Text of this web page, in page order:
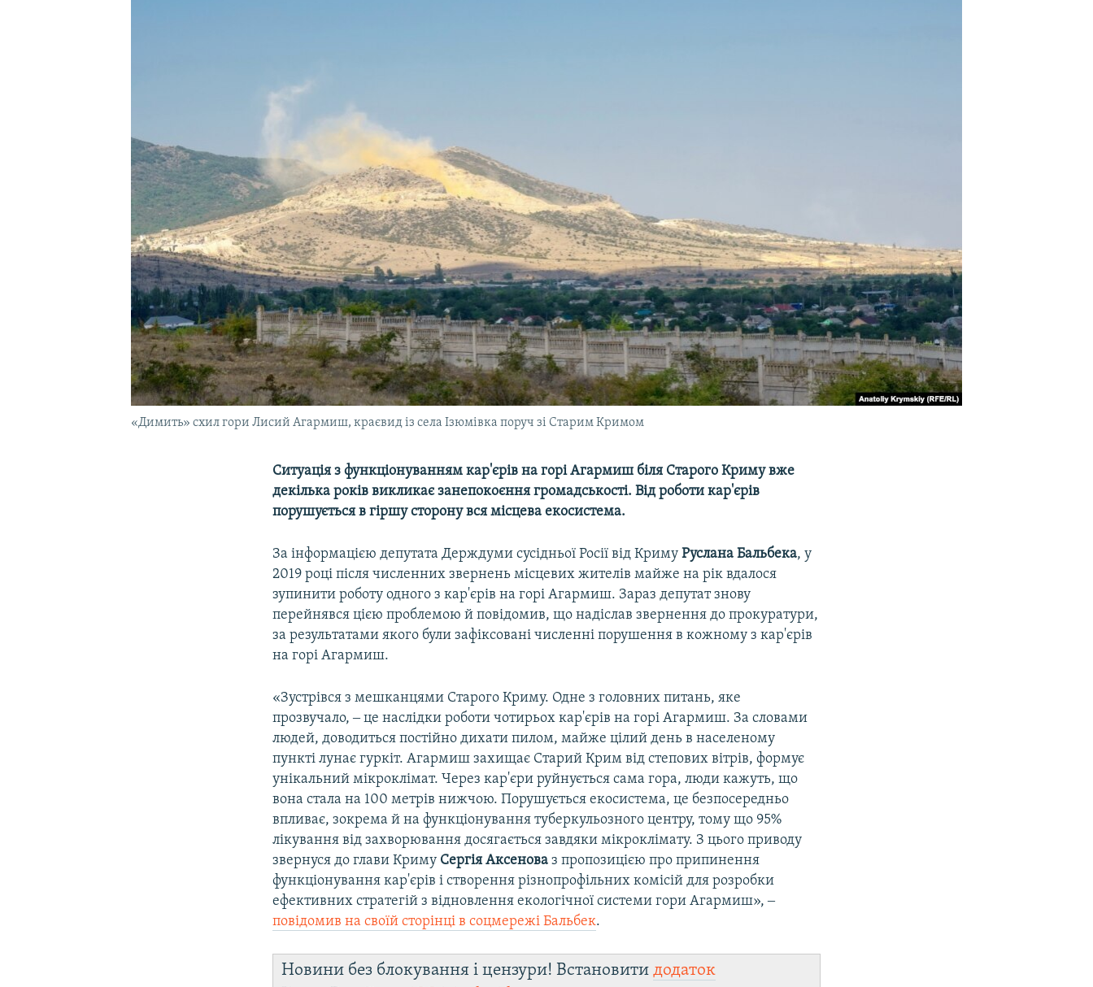
«Димить» схил гори Лисий Агармиш, краєвид із села Ізюмівка поруч зі Старим Кримом
Ситуація з функціонуванням кар'єрів на горі Агармиш біля Старого Криму вже
декілька років викликає занепокоєння громадськості. Від роботи кар'єрів
порушується в гіршу сторону вся місцева екосистема.
За інформацією депутата Держдуми сусідньої Росії від КримуРуслана Бальбека, у
2019 році після численних звернень місцевих жителів майже на рік вдалося
зупинити роботу одного з кар'єрів на горі Агармиш. Зараз депутат знову
перейнявся цією проблемою й повідомив, що надіслав звернення до прокуратури,
за результатами якого були зафіксовані численні порушення в кожному з кар'єрів
на горі Агармиш.
«Зустрівся з мешканцями Старого Криму. Одне з головних питань, яке
прозвучало, ‒ це наслідки роботи чотирьох кар'єрів на горі Агармиш. За словами
людей, доводиться постійно дихати пилом, майже цілий день в населеному
пункті лунає гуркіт. Агармиш захищає Старий Крим від степових вітрів, формує
унікальний мікроклімат. Через кар'єри руйнується сама гора, люди кажуть, що
вона стала на 100 метрів нижчою. Порушується екосистема, це безпосередньо
впливає, зокрема й на функціонування туберкульозного центру, тому що 95%
лікування від захворювання досягається завдяки мікроклімату. З цього приводу
звернуся до глави Криму Сергія Аксенова з пропозицією про припинення
функціонування кар'єрів і створення різнопрофільних комісій для розробки
ефективних стратегій з відновлення екологічної системи гори Агармиш», ‒
повідомив на своїй сторінці в соцмережі Бальбек.
Новини без блокування і цензури! Встановитидодаток